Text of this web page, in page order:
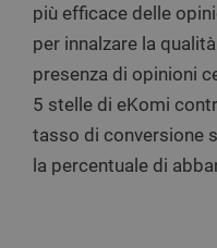
più efficace delle
per innalzare la
presenza di opinioni
5 stelle di eKomi
tasso di conversione
la percentuale di